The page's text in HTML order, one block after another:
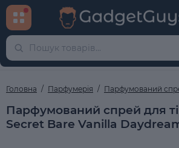
Головна Парфумерія Парфумований
Парфумований спрей для
Secret Bare Vanilla